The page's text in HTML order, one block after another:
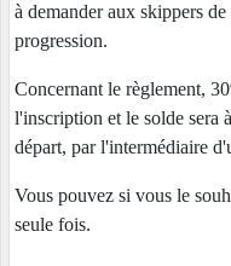
à demander aux skippers
progression.
Concernant le règlement,
l'inscription et le solde sera
départ, par l'intermédiaire
Vous pouvez si vous le
seule fois.